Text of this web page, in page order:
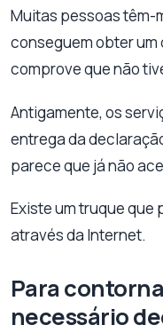
Muitas pessoas têm-
conseguem obter um
comprove que não
Antigamente, os
entrega da
parece que já não
Existe um truque que
através da Internet.
Para
necessário